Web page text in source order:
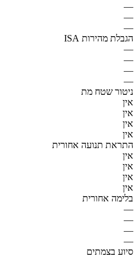
—
—
—
הגבלת מהירות ISA
—
—
—
—
ניטור שטח מת
אין
אין
אין
אין
התראת תנועה אחורית
אין
אין
אין
אין
בלימה אחורית
—
—
—
—
סיוע בצמתים